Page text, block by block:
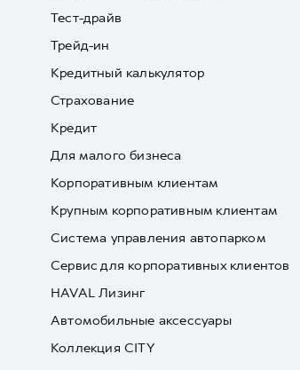
Тест-драйв
Трейд-ин
Кредитный калькулятор
Страхование
Кредит
Для малого бизнеса
Корпоративным клиентам
Крупным корпоративным клиентам
Система управления автопарком
Сервис для корпоративных клиентов
HAVAL Лизинг
Автомобильные аксессуары
Коллекция CITY